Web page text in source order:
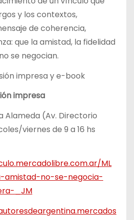
y los contextos,
de coherencia,
que la amistad, la fidelidad
se negocian.
impresa y e-book
impresa
Alameda (Av. Directorio
viernes de 9 a 16 hs
ML
amistad-no-se-negocia-
_JM